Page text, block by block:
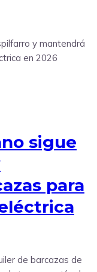
sigue
para
de barcazas de